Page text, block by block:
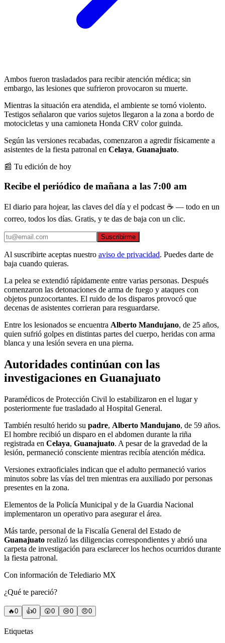
Ambos fueron trasladados para recibir atención médica; sin
embargo, las lesiones que sufrieron provocaron su muerte.
Mientras la situación era atendida, el ambiente se tornó violento.
Testigos señalaron que varios sujetos llegaron a la zona a bordo de
motocicletas y una camioneta Honda CRV color guinda.
Según las versiones recabadas, comenzaron a agredir físicamente a
asistentes de la fiesta patronal en Celaya, Guanajuato.
📰 Tu edición de hoy
Recibe el periódico de mañana a las 7:00 am
El diario para hojear, las claves del día y el podcast ☕ — todo en un
correo, todos los días. Gratis, y te das de baja con un clic.
Suscribirme
Al suscribirte aceptas nuestro aviso de privacidad. Puedes darte de
baja cuando quieras.
La pelea se extendió rápidamente entre varias personas. Después
comenzaron las detonaciones de arma de fuego y ataques con
objetos punzocortantes. El ruido de los disparos provocó que
decenas de asistentes corrieran para resguardarse.
Entre los lesionados se encuentra Alberto Mandujano, de 25 años,
quien sufrió golpes en distintas partes del cuerpo, heridas con arma
blanca y una lesión severa en una pierna.
Autoridades continúan con las
investigaciones en Guanajuato
Paramédicos de Protección Civil lo estabilizaron en el lugar y
posteriormente fue trasladado al Hospital General.
También resultó herido su padre, Alberto Mandujano, de 59 años.
El hombre recibió un disparo en el abdomen durante la riña
registrada en Celaya, Guanajuato. A pesar de la gravedad de la
lesión, permaneció consciente mientras recibía atención médica.
Versiones extraoficiales indican que el adulto permaneció varios
minutos sobre las vías del tren mientras era auxiliado por personas
presentes en la zona.
Elementos de la Policía Municipal y de la Guardia Nacional
implementaron un operativo para asegurar el área.
Más tarde, personal de la Fiscalía General del Estado de
Guanajuato realizó las diligencias correspondientes y abrió una
carpeta de investigación para esclarecer los hechos ocurridos durante
la fiesta patronal.
Con información de Telediario MX
¿Qué te pareció?
🔥0 👍0 😲0 😢0 😠0
Etiquetas